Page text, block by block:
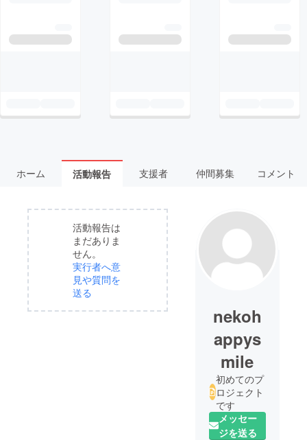
ホーム 活動報告 支援者 仲間募集 コメント
活動報告は
まだありま
せん。
実行者へ意
見や質問を
送る
nekoh
appys
mile
初めてのプ
ロジェクト
です
メッセー
ジを送る